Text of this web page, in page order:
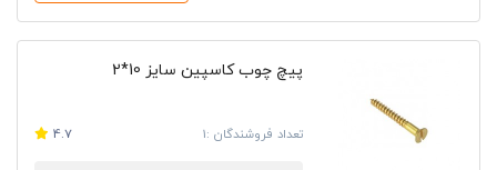
پیچ چوب کاسپین سایز 10*2
تعداد فروشندگان :1 4.7